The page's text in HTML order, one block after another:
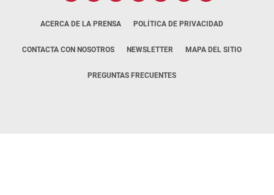
ACERCA DE LA PRENSA POLÍTICA DE PRIVACIDAD
CONTACTA CON NOSOTROS NEWSLETTER MAPA DEL SITIO
PREGUNTAS FRECUENTES